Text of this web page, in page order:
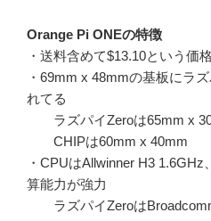
Orange Pi ONEの特徴
・送料含めて$13.10という価格
・69mm x 48mmの基板にラ
れてる
ラズパイZeroは65mm x
CHIPは60mm x 40mm
・CPUはAllwinner H3
算能力が強力
ラズパイZeroは